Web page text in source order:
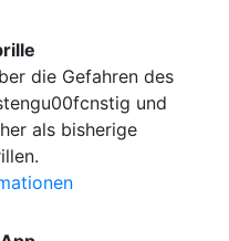
die Gefahren des
und
als bisherige